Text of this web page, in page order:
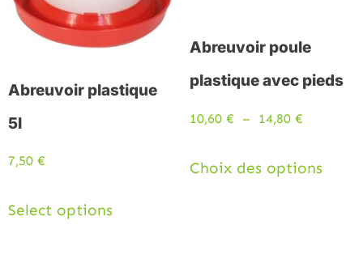
Abreuvoir plastique
5l
7,50 €
Select options
Abreuvoir poule
plastique avec pieds
10,60 € – 14,80 €
Choix des options